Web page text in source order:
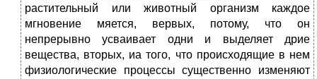
растительный или животный организм каждое
мгновение мяется, вервых, потому, что он
непрерывно усваивает одни и выделяет дрие
вещества, вторых, иа того, что происходящие в нем
физиологические процессы существенно изменяют